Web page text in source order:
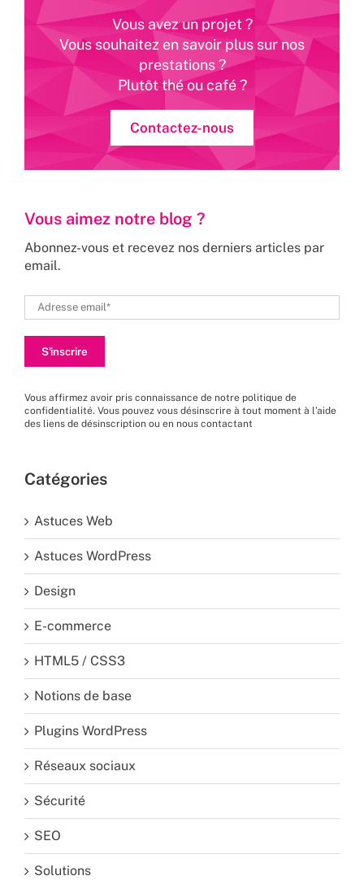
Vous avez un projet ?
Vous souhaitez en savoir plus sur nos
prestations ?
Plutôt thé ou café ?
Contactez-nous
Vous aimez notre blog ?
Abonnez-vous et recevez nos derniers articles par
email.
Vous affirmez avoir pris connaissance de notre politique de
confidentialité. Vous pouvez vous désinscrire à tout moment à l’aide
des liens de désinscription ou en nous contactant
Catégories
Astuces Web
Astuces WordPress
Design
E-commerce
HTML5 / CSS3
Notions de base
Plugins WordPress
Réseaux sociaux
Sécurité
SEO
Solutions